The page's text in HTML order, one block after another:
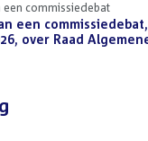
een commissiedebat
een
over Raad